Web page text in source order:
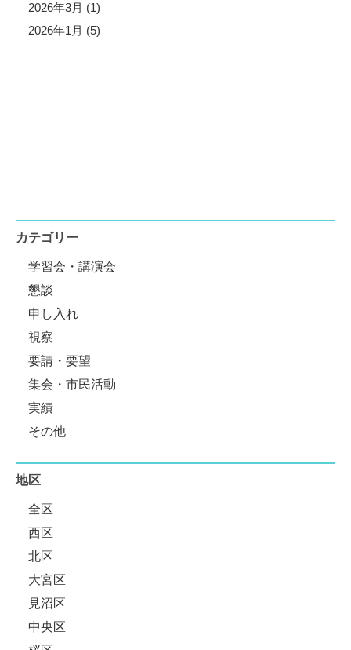
2026年3月 (1)
2026年1月 (5)
カテゴリー
学習会・講演会
懇談
申し入れ
視察
要請・要望
集会・市民活動
実績
その他
地区
全区
西区
北区
大宮区
見沼区
中央区